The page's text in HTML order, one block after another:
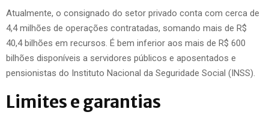
Atualmente, o consignado do setor privado conta com cerca de
4,4 milhões de operações contratadas, somando mais de R$
40,4 bilhões em recursos. É bem inferior aos mais de R$ 600
bilhões disponíveis a servidores públicos e aposentados e
pensionistas do Instituto Nacional da Seguridade Social (INSS).
Limites e garantias